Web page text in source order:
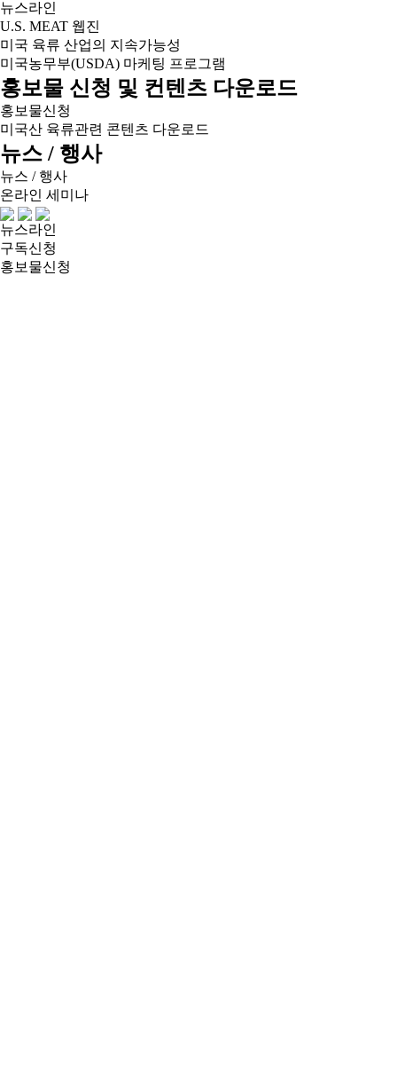
뉴스라인
U.S. MEAT 웹진
미국 육류 산업의 지속가능성
미국농무부(USDA) 마케팅 프로그램
홍보물 신청 및 컨텐츠 다운로드
홍보물신청
미국산 육류관련 콘텐츠 다운로드
뉴스 / 행사
뉴스 / 행사
온라인 세미나
뉴스라인
구독신청
홍보물신청